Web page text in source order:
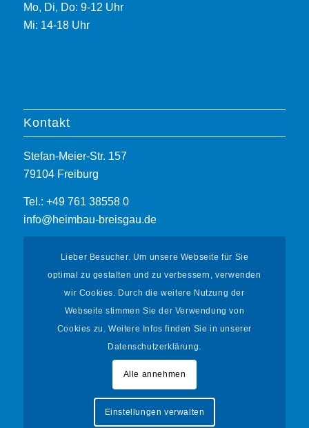
Mo, Di, Do: 9-12 Uhr
Mi: 14-18 Uhr
Kontakt
Stefan-Meier-Str. 157
79104 Freiburg
Tel.: +49 761 38558 0
info@heimbau-breisgau.de
Informationen
Lieber Besucher. Um unsere Webseite für Sie
optimal zu gestalten und zu verbessern, verwenden
wir Cookies. Durch die weitere Nutzung der
Webseite stimmen Sie der Verwendung von
Cookies zu. Weitere Infos finden Sie in unserer
Datenschutzerklärung.
Alle annehmen
Einstellungen verwalten